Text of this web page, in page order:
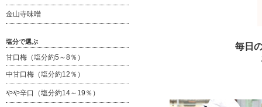
毎日
金山寺味噌
塩分で選ぶ
甘口梅（塩分約5～8％）
中甘口梅（塩分約12％）
やや辛口（塩分約14～19％）